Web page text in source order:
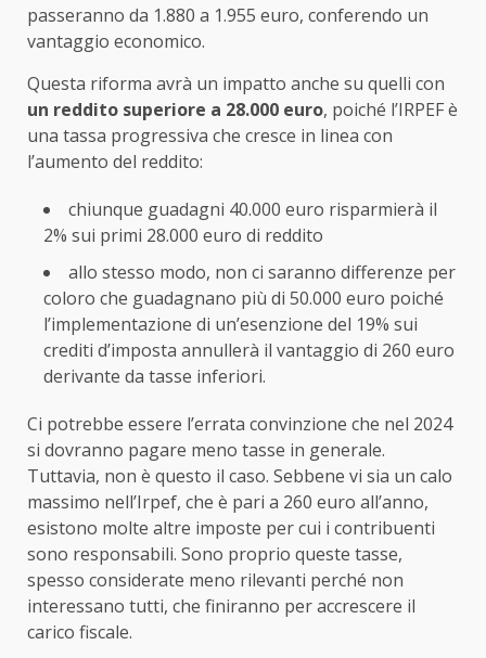
passeranno da 1.880 a 1.955 euro, conferendo un
vantaggio economico.
Questa riforma avrà un impatto anche su quelli con
un reddito superiore a 28.000 euro, poiché l’IRPEF è
una tassa progressiva che cresce in linea con
l’aumento del reddito:
chiunque guadagni 40.000 euro risparmierà il
2% sui primi 28.000 euro di reddito
allo stesso modo, non ci saranno differenze per
coloro che guadagnano più di 50.000 euro poiché
l’implementazione di un’esenzione del 19% sui
crediti d’imposta annullerà il vantaggio di 260 euro
derivante da tasse inferiori.
Ci potrebbe essere l’errata convinzione che nel 2024
si dovranno pagare meno tasse in generale.
Tuttavia, non è questo il caso. Sebbene vi sia un calo
massimo nell’Irpef, che è pari a 260 euro all’anno,
esistono molte altre imposte per cui i contribuenti
sono responsabili. Sono proprio queste tasse,
spesso considerate meno rilevanti perché non
interessano tutti, che finiranno per accrescere il
carico fiscale.